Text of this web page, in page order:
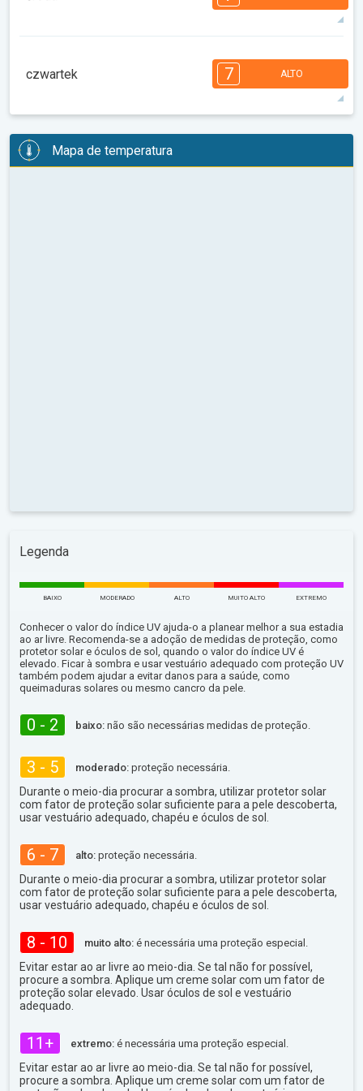
14:00
14 h 05:48 20:00 33°
14:00
4
12 h 05:49 19:58 30°máx
czwartek 7 ALTO
2
08:00
4 5 5 4
Mapa de temperatura
Legenda
BAIXO MODERADO ALTO MUITO ALTO EXTREMO
Conhecer o valor do índice UV ajuda-o a planear melhor a sua estadia
ao ar livre. Recomenda-se a adoção de medidas de proteção, como
protetor solar e óculos de sol, quando o valor do índice UV é
elevado. Ficar à sombra e usar vestuário adequado com proteção UV
também podem ajudar a evitar danos para a saúde, como
queimaduras solares ou mesmo cancro da pele.
0 - 2 baixo: não são necessárias medidas de proteção.
3 - 5 moderado: proteção necessária.
Durante o meio-dia procurar a sombra, utilizar protetor solar
com fator de proteção solar suficiente para a pele descoberta,
usar vestuário adequado, chapéu e óculos de sol.
6 - 7 alto: proteção necessária.
Durante o meio-dia procurar a sombra, utilizar protetor solar
com fator de proteção solar suficiente para a pele descoberta,
usar vestuário adequado, chapéu e óculos de sol.
8 - 10 muito alto: é necessária uma proteção especial.
Evitar estar ao ar livre ao meio-dia. Se tal não for possível,
procure a sombra. Aplique um creme solar com um fator de
proteção solar elevado. Usar óculos de sol e vestuário
adequado.
11+ extremo: é necessária uma proteção especial.
Evitar estar ao ar livre ao meio-dia. Se tal não for possível,
procure a sombra. Aplique um creme solar com um fator de